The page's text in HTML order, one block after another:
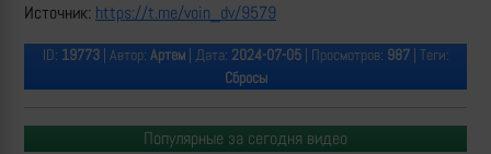
Источник: https://t.me/voin_dv/9579
ID: 19773| Автор: Артем| Дата: 2024-07-05| Просмотров: 987| Теги:
Сбросы
Популярные за сегодня видео